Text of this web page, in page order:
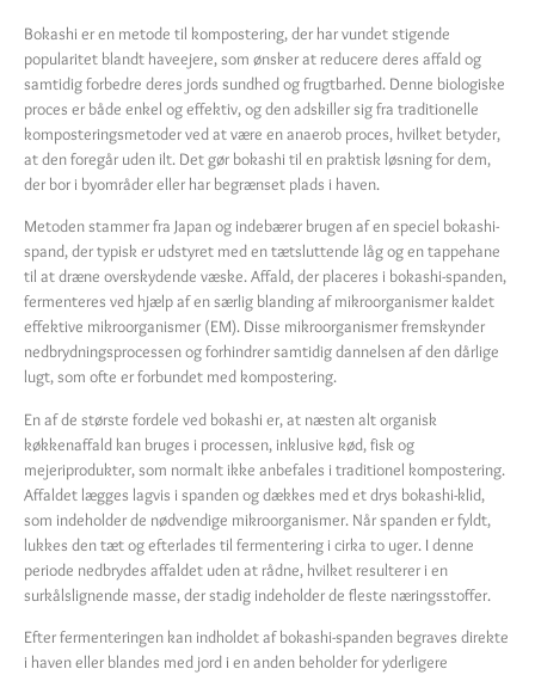
Bokashi er en metode til kompostering, der har vundet stigende
popularitet blandt haveejere, som ønsker at reducere deres affald og
samtidig forbedre deres jords sundhed og frugtbarhed. Denne biologiske
proces er både enkel og effektiv, og den adskiller sig fra traditionelle
komposteringsmetoder ved at være en anaerob proces, hvilket betyder,
at den foregår uden ilt. Det gør bokashi til en praktisk løsning for dem,
der bor i byområder eller har begrænset plads i haven.
Metoden stammer fra Japan og indebærer brugen af en speciel bokashi-
spand, der typisk er udstyret med en tætsluttende låg og en tappehane
til at dræne overskydende væske. Affald, der placeres i bokashi-spanden,
fermenteres ved hjælp af en særlig blanding af mikroorganismer kaldet
effektive mikroorganismer (EM). Disse mikroorganismer fremskynder
nedbrydningsprocessen og forhindrer samtidig dannelsen af den dårlige
lugt, som ofte er forbundet med kompostering.
En af de største fordele ved bokashi er, at næsten alt organisk
køkkenaffald kan bruges i processen, inklusive kød, fisk og
mejeriprodukter, som normalt ikke anbefales i traditionel kompostering.
Affaldet lægges lagvis i spanden og dækkes med et drys bokashi-klid,
som indeholder de nødvendige mikroorganismer. Når spanden er fyldt,
lukkes den tæt og efterlades til fermentering i cirka to uger. I denne
periode nedbrydes affaldet uden at rådne, hvilket resulterer i en
surkålslignende masse, der stadig indeholder de fleste næringsstoffer.
Efter fermenteringen kan indholdet af bokashi-spanden begraves direkte
i haven eller blandes med jord i en anden beholder for yderligere